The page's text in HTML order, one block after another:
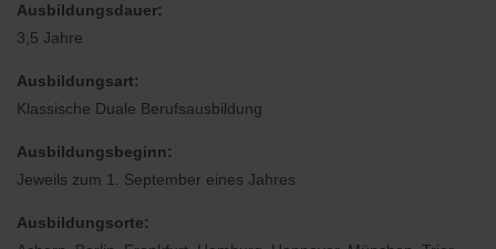
Ausbildungsdauer:
3,5 Jahre
Ausbildungsart:
Klassische Duale Berufsausbildung
Ausbildungsbeginn:
Jeweils zum 1. September eines Jahres
Ausbildungsorte: